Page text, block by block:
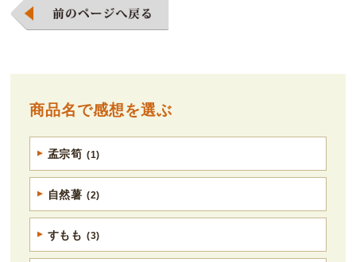
商品名で感想を選ぶ
孟宗筍 (1)
自然薯 (2)
すもも (3)